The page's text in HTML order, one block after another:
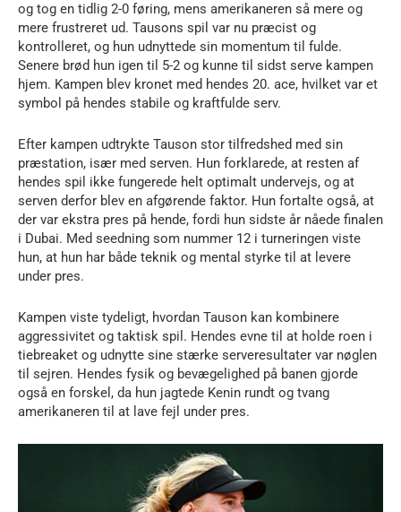
og tog en tidlig 2-0 føring, mens amerikaneren så mere og
mere frustreret ud. Tausons spil var nu præcist og
kontrolleret, og hun udnyttede sin momentum til fulde.
Senere brød hun igen til 5-2 og kunne til sidst serve kampen
hjem. Kampen blev kronet med hendes 20. ace, hvilket var et
symbol på hendes stabile og kraftfulde serv.
Efter kampen udtrykte Tauson stor tilfredshed med sin
præstation, især med serven. Hun forklarede, at resten af
hendes spil ikke fungerede helt optimalt undervejs, og at
serven derfor blev en afgørende faktor. Hun fortalte også, at
der var ekstra pres på hende, fordi hun sidste år nåede finalen
i Dubai. Med seedning som nummer 12 i turneringen viste
hun, at hun har både teknik og mental styrke til at levere
under pres.
Kampen viste tydeligt, hvordan Tauson kan kombinere
aggressivitet og taktisk spil. Hendes evne til at holde roen i
tiebreaket og udnytte sine stærke serveresultater var nøglen
til sejren. Hendes fysik og bevægelighed på banen gjorde
også en forskel, da hun jagtede Kenin rundt og tvang
amerikaneren til at lave fejl under pres.